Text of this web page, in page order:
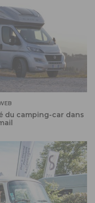
du camping-car dans